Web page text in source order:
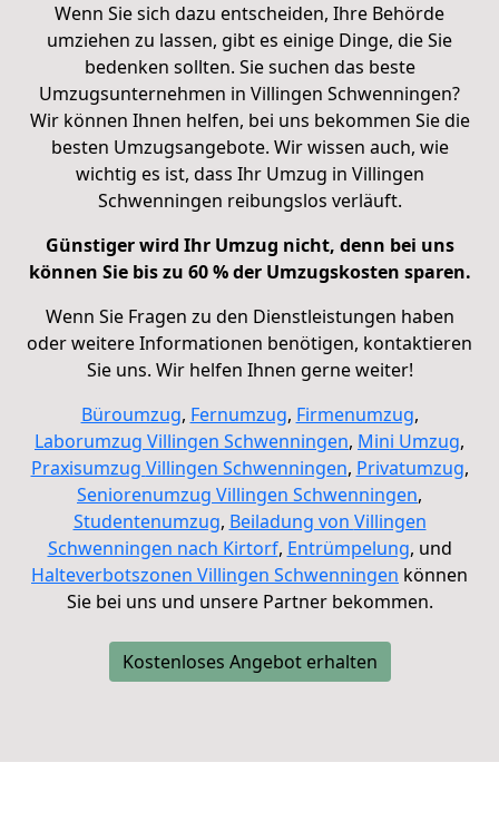
Wenn Sie sich dazu entscheiden, Ihre Behörde
umziehen zu lassen, gibt es einige Dinge, die Sie
bedenken sollten. Sie suchen das beste
Umzugsunternehmen in Villingen Schwenningen?
Wir können Ihnen helfen, bei uns bekommen Sie die
besten Umzugsangebote. Wir wissen auch, wie
wichtig es ist, dass Ihr Umzug in Villingen
Schwenningen reibungslos verläuft.
Günstiger wird Ihr Umzug nicht, denn bei uns
können Sie bis zu 60 % der Umzugskosten sparen.
Wenn Sie Fragen zu den Dienstleistungen haben
oder weitere Informationen benötigen, kontaktieren
Sie uns. Wir helfen Ihnen gerne weiter!
Büroumzug, Fernumzug, Firmenumzug,
Laborumzug Villingen Schwenningen, Mini Umzug,
Praxisumzug Villingen Schwenningen, Privatumzug,
Seniorenumzug Villingen Schwenningen,
Studentenumzug, Beiladung von Villingen
Schwenningen nach Kirtorf, Entrümpelung, und
Halteverbotszonen Villingen Schwenningen können
Sie bei uns und unsere Partner bekommen.
Kostenloses Angebot erhalten